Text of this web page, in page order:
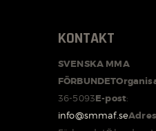
KONTAKT
SVENSKA MMA
FÖRBUNDET
36-5093E-post:
info@smmaf.se